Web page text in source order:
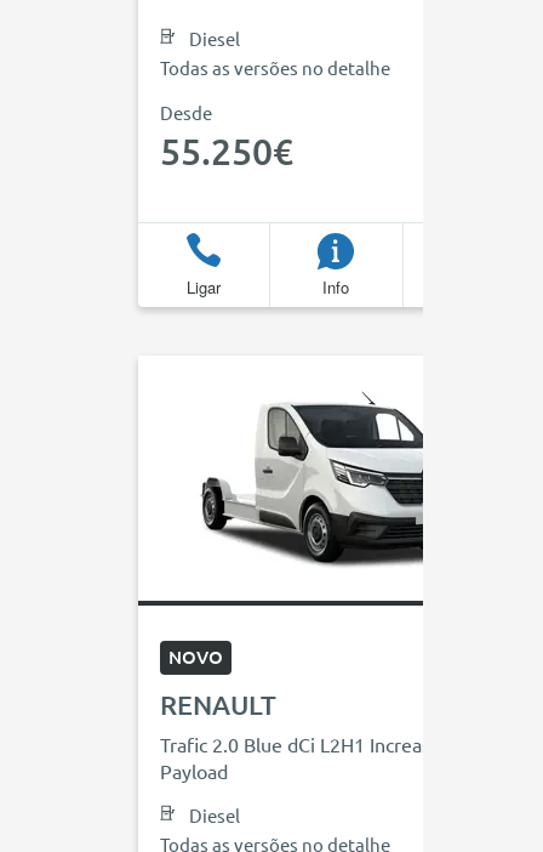
Diesel
Todas as versões no detalhe
Desde
55.250€
Ligar Info
NOVO
RENAULT
Trafic 2.0 Blue dCi L2H1 Increased
Payload
Diesel
Todas as versões no detalhe